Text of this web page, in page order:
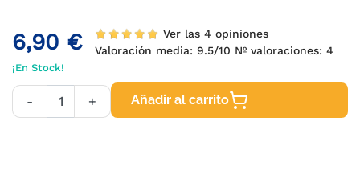
6,90 €
Ver las 4 opiniones
Valoración media: 9.5/10 Nº valoraciones: 4
¡En Stock!
- + Añadir al carrito